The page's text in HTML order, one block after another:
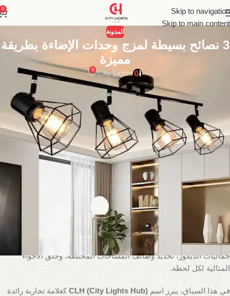
Skip to navigation
Skip to main content
0
المدونة
3 نصائح بسيطة لمزج وحدات الإضاءة بطريقة
مميزة
City Lights
0
اكتشف فن مزج ومطابقة وحدات الإضاءة المنزلية. تعلم معنا أسرار
تنسيق إضاءة CLH مع غيرها لخلق تصميم داخلي متناغم وجذاب يعكس
ذوقك الفريد.
فن الإضاءة: دليل شامل لمزج ومطابقة
وحدات الإضاءة المنزلية لإبداع تصميم داخلي
تعتبر الإضاءة المنزلية لغة التصميم الصامتة التي تتحدث عن الأناقة
والدفء والراحة. إنها العنصر الذي يمتلك القدرة على تحويل أي مساحة
من مجرد جدران وأثاث إلى بيئة حية تنبض بالجمال. لم تعد الإضاءة مجرد
وسيلة لرؤية ما حولنا، بل أصبحت أداة فنية أساسية في يد كل مصمم
داخلي ومالك منزل يسعى للتميز، حيث تلعب دورًا محوريًا في إبراز
جماليات الديكور، تحديد وظائف المساحات المختلفة، وخلق الأجواء
المثالية لكل لحظة.
في هذا السياق، يبرز اسم CLH (City Lights Hub) كعلامة تجارية رائدة